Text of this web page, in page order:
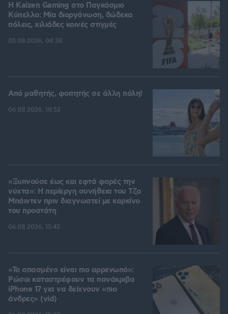
H Kaizen Gaming στο Παγκόσμιο
Kύπελλο: Μία διοργάνωση, δώδεκα
πόλεις, χιλιάδες κοινές στιγμές
05.08.2026, 08:38
Από μαθητής, φοιτητής σε άλλη πόλη!
06.08.2026, 10:52
«Ξυπνούσε έως και εφτά φορές την
νύχτα»: Η περίεργη συνήθεια του Τζο
Μπάιντεν πριν διαγνωστεί με καρκίνο
του προστάτη
06.08.2026, 15:42
«Το σπασμένο είναι πιο αρρενωπό»:
Ρώσοι καταστρέφουν τα πανάκριβα
iPhone 17 για να δείχνουν «πιο
άνδρες» (vid)